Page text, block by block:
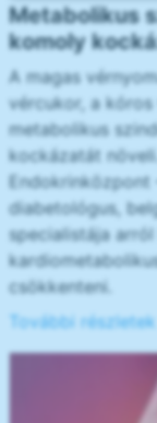
Metabolikus
komoly
A magas
vércukor, a
metabolikus
kockázatát növeli.
Endokrinközpont
diabetológus,
specialistája
csökkenteni.
További részletek